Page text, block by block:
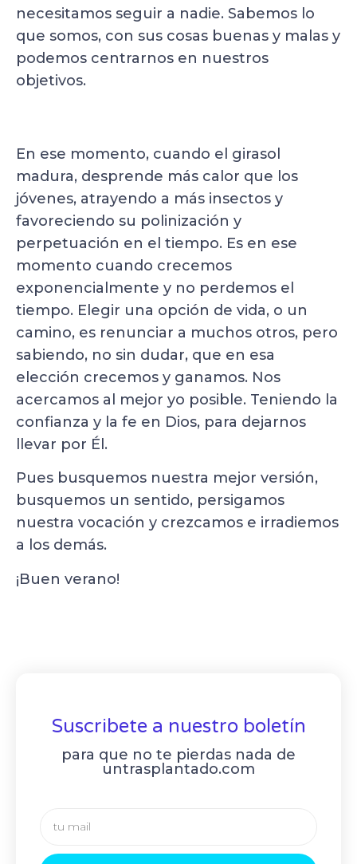
necesitamos seguir a nadie. Sabemos lo
que somos, con sus cosas buenas y malas y
podemos centrarnos en nuestros
objetivos.
En ese momento, cuando el girasol
madura, desprende más calor que los
jóvenes, atrayendo a más insectos y
favoreciendo su polinización y
perpetuación en el tiempo. Es en ese
momento cuando crecemos
exponencialmente y no perdemos el
tiempo. Elegir una opción de vida, o un
camino, es renunciar a muchos otros, pero
sabiendo, no sin dudar, que en esa
elección crecemos y ganamos. Nos
acercamos al mejor yo posible. Teniendo la
confianza y la fe en Dios, para dejarnos
llevar por Él.
Pues busquemos nuestra mejor versión,
busquemos un sentido, persigamos
nuestra vocación y crezcamos e irradiemos
a los demás.
¡Buen verano!
Suscribete a nuestro boletín
para que no te pierdas nada de
untrasplantado.com